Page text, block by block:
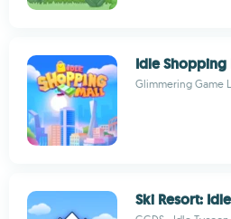
Idle Shopping
Glimmering Game
Ski Resort: